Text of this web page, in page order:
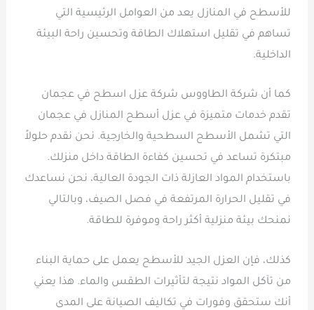
للأسطح في المنازل يعد من العوامل الرئيسية التي
تساهم في تقليل استهلاك الطاقة وتحسين راحة البيئة
الداخلية.
كما أن شركة الطاووس شركة عزل اسطح في عجمان
تقدم خدمات متميزة في عزل أسطح المنازل في عجمان
التي تشمل الأسطح السطحية والخارجية. نحن نقدم حلولاً
مبتكرة تساعد في تحسين كفاءة الطاقة داخل منزلك.
باستخدام المواد العازلة ذات الجودة العالية، نحن نساعدك
في تقليل الحرارة المرتفعة في فصل الصيف، وبالتالي
نمنحك بيئة منزلية أكثر راحة وموفرة للطاقة.
كذلك، فإن العزل الجيد للأسطح يعمل على حماية البناء
من تآكل المواد نتيجة لتأثيرات الطقس والماء. هذا يعني
أنك ستحقق وفورات في تكاليف الصيانة على المدى